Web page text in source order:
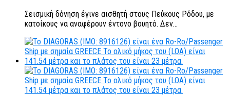
Σεισμική δόνηση έγινε αισθητή στους Πεύκους Ρόδου, με
κατοίκους να αναφέρουν έντονο βουητό. Δεν...